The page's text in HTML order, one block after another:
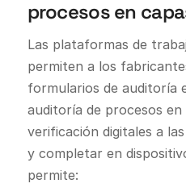
procesos en
Las plataformas de
permiten a los
formularios de auditoría
auditoría de procesos
verificación digitales a
y completar en
permite: